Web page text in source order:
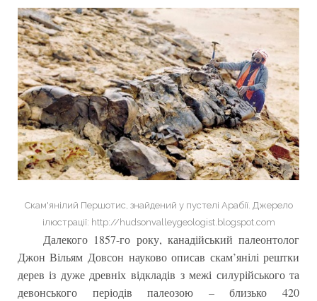
Скам'янілий Першотис, знайдений у пустелі Арабії. Джерело
ілюстрації: http://hudsonvalleygeologist.blogspot.com
Далекого 1857-го року, канадійський палеонтолог
Джон Вільям Довсон науково описав скам’янілі рештки
дерев із дуже древніх відкладів з межі силурійського та
девонського періодів палеозою – близько 420